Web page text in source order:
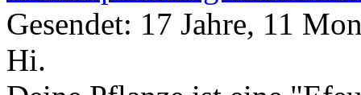
Gesendet: 17 Jahre, 11
Hi.